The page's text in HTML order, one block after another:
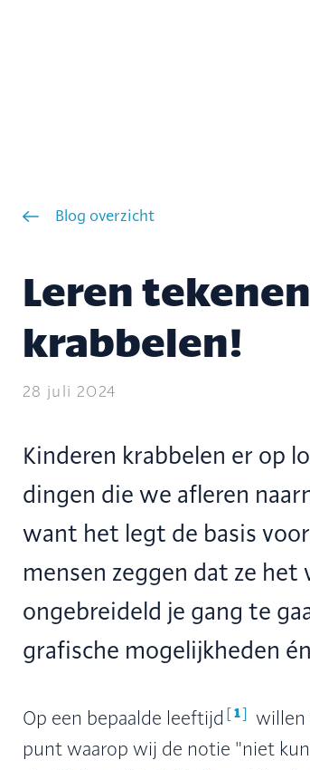
Blog overzicht
Leren
krabbelen!
28 juli 2024
Kinderen krabbelen er op
dingen die we afleren
want het legt de basis
mensen zeggen dat ze
ongebreideld je gang te
grafische mogelijkheden
Op een bepaalde leeftijd 1
willen
punt waarop wij de notie "niet